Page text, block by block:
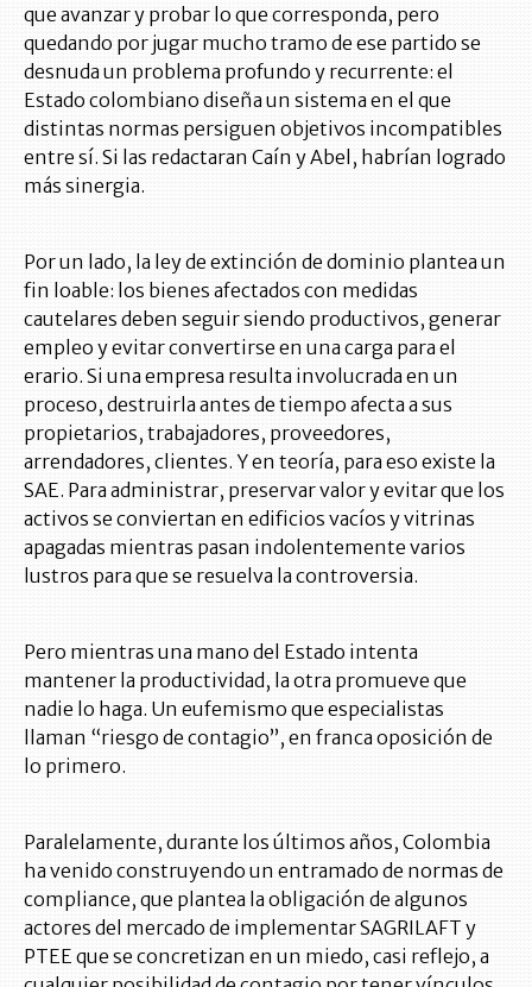
que avanzar y probar lo que corresponda, pero
quedando por jugar mucho tramo de ese partido se
desnuda un problema profundo y recurrente: el
Estado colombiano diseña un sistema en el que
distintas normas persiguen objetivos incompatibles
entre sí. Si las redactaran Caín y Abel, habrían logrado
más sinergia.
Por un lado, la ley de extinción de dominio plantea un
fin loable: los bienes afectados con medidas
cautelares deben seguir siendo productivos, generar
empleo y evitar convertirse en una carga para el
erario. Si una empresa resulta involucrada en un
proceso, destruirla antes de tiempo afecta a sus
propietarios, trabajadores, proveedores,
arrendadores, clientes. Y en teoría, para eso existe la
SAE. Para administrar, preservar valor y evitar que los
activos se conviertan en edificios vacíos y vitrinas
apagadas mientras pasan indolentemente varios
lustros para que se resuelva la controversia.
Pero mientras una mano del Estado intenta
mantener la productividad, la otra promueve que
nadie lo haga. Un eufemismo que especialistas
llaman “riesgo de contagio”, en franca oposición de
lo primero.
Paralelamente, durante los últimos años, Colombia
ha venido construyendo un entramado de normas de
compliance, que plantea la obligación de algunos
actores del mercado de implementar SAGRILAFT y
PTEE que se concretizan en un miedo, casi reflejo, a